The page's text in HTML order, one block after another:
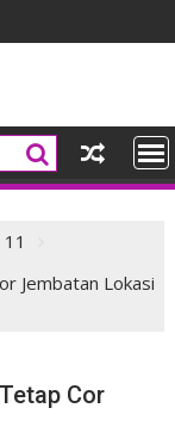
11
Jembatan Lokasi
Cor